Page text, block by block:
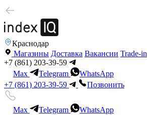
Краснодар
Магазины Доставка Вакансии Trade-in
+7 (861) 203-39-59
Max
Telegram
WhatsApp
+7 (861) 203-39-59
Позвонить
Max Telegram
WhatsApp